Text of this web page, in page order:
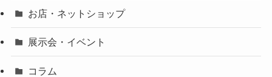
お店・ネットショップ
展示会・イベント
コラム